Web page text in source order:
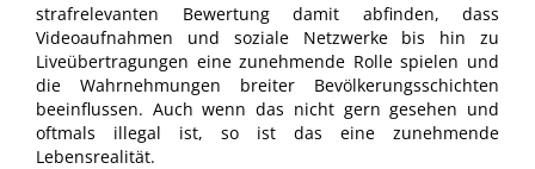
strafrelevanten Bewertung damit abfinden, dass
Videoaufnahmen und soziale Netzwerke bis hin zu
Liveübertragungen eine zunehmende Rolle spielen und
die Wahrnehmungen breiter Bevölkerungsschichten
beeinflussen. Auch wenn das nicht gern gesehen und
oftmals illegal ist, so ist das eine zunehmende
Lebensrealität.